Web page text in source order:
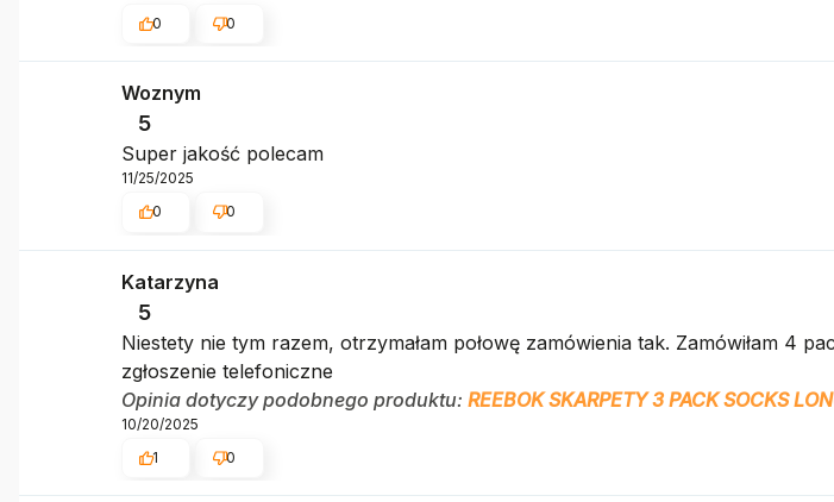
0
0
Woznym
5
Super jakość polecam
11/25/2025
0
0
Katarzyna
5
Niestety nie tym razem, otrzymałam połowę zamówienia tak. Zamówiłam 4
zgłoszenie telefoniczne
Opinia dotyczy podobnego produktu: REEBOK SKARPETY 3 PACK SOCKS
10/20/2025
1
0